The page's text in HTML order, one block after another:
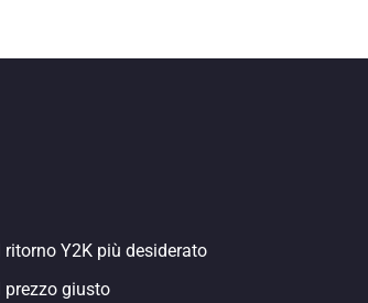
Y2K più desiderato
giusto